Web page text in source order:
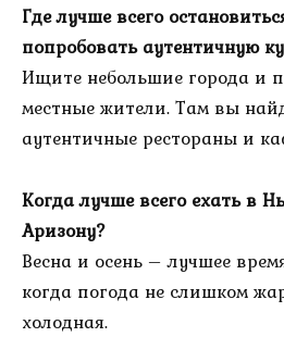
Где лучше всего
попробовать аутентичную
Ищите небольшие города и
местные жители. Там вы
аутентичные рестораны и
Когда лучше всего ехать в
Аризону?
Весна и осень – лучшее
когда погода не слишком
холодная.